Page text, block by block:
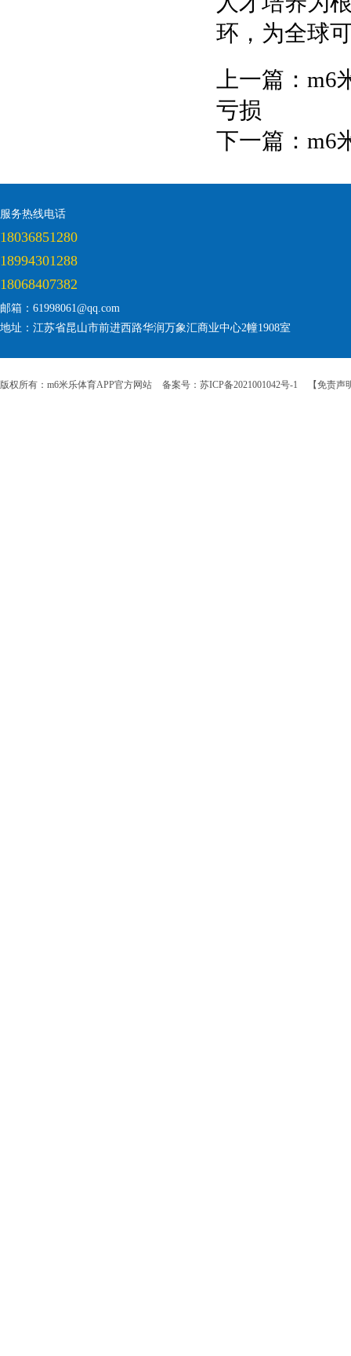
环，为全球
上一篇： m6
亏损
下一篇： m6
服务热线电话
18036851280
18994301288
18068407382
邮箱：61998061@qq.com
地址：江苏省昆山市前进西路华润万象汇商业中心2幢1908室
版权所有：m6米乐体育APP官方网站 备案号：苏ICP备2021001042号-1 【免责声